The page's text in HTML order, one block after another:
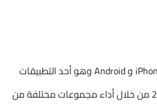
هذا تطبيق متاح لأجهزة iPhone و Android وهو أحد التطبيقات
لكسب المال في عام 2021 من خلال أداء مجموعات مختلفة من